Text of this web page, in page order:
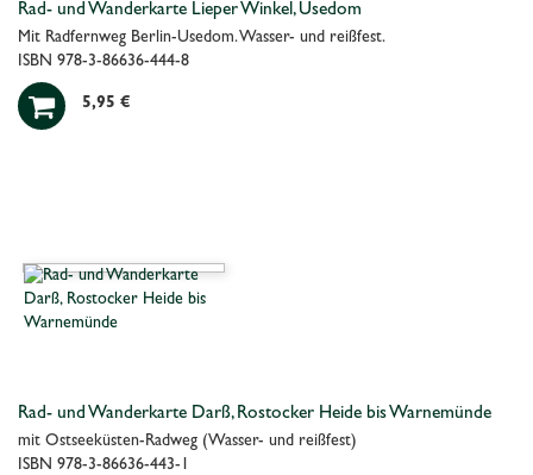
Rad- und Wanderkarte Lieper Winkel, Usedom
Mit Radfernweg Berlin-Usedom. Wasser- und reißfest.
ISBN 978-3-86636-444-8
 5,95 €
Rad- und Wanderkarte Darß, Rostocker Heide bis Warnemünde
mit Ostseeküsten-Radweg (Wasser- und reißfest)
ISBN 978-3-86636-443-1